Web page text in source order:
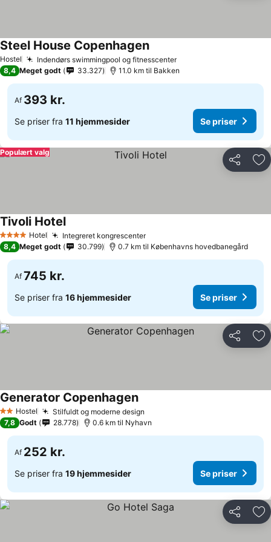
Hostel Indendørs swimmingpool og fitnesscenter
Steel House Copenhagen
8,4 Meget godt 33.327 11.0 km til Bakken
Af 393 kr.
Se priser fra 11 hjemmesider Se priser
Del
Populært valg
4 StjernerHotel Integreret kongrescenter
Tivoli Hotel
8,4 Meget godt 30.799 0.7 km til Københavns hovedbanegård
Af 745 kr.
Se priser fra 16 hjemmesider Se priser
Del
2 Stjerner
Hostel Stilfuldt og moderne design
Generator Copenhagen
7,8 Godt 28.778 0.6 km til Nyhavn
Af 252 kr.
Se priser fra 19 hjemmesider Se priser
Del